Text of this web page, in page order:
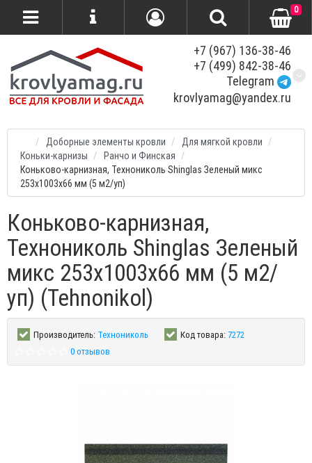
+7 (967) 136-38-46
+7 (499) 842-38-46
Telegram
krovlyamag@yandex.ru
0
Доборные элементы кровли
Для мягкой кровли
Коньки-карнизы
Ранчо и Финская
Коньково-карнизная, Технониколь Shinglas Зеленый микс
253x1003x66 мм (5 м2/уп)
Коньково-карнизная,
Технониколь Shinglas Зеленый
микс 253x1003x66 мм (5 м2/
уп) (Tehnonikol)
Производитель: Технониколь Код товара:7272
0 отзывов